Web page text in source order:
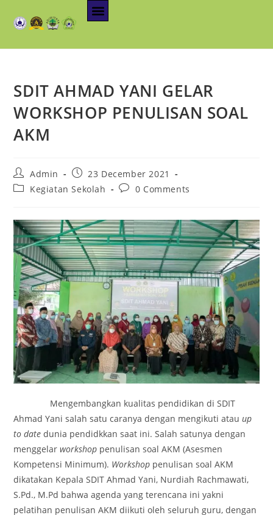
SDIT AHMAD YANI GELAR
WORKSHOP PENULISAN SOAL
AKM
Admin
23 December 2021
Kegiatan Sekolah
0 Comments
Mengembangkan kualitas pendidikan di SDIT
Ahmad Yani salah satu caranya dengan mengikuti atauup
to date dunia pendidkkan saat ini. Salah satunya dengan
menggelarworkshop penulisan soal AKM (Asesmen
Kompetensi Minimum). Workshop penulisan soal AKM
dikatakan Kepala SDIT Ahmad Yani, Nurdiah Rachmawati,
S.Pd., M.Pd bahwa agenda yang terencana ini yakni
pelatihan penulisan AKM diikuti oleh seluruh guru, dengan